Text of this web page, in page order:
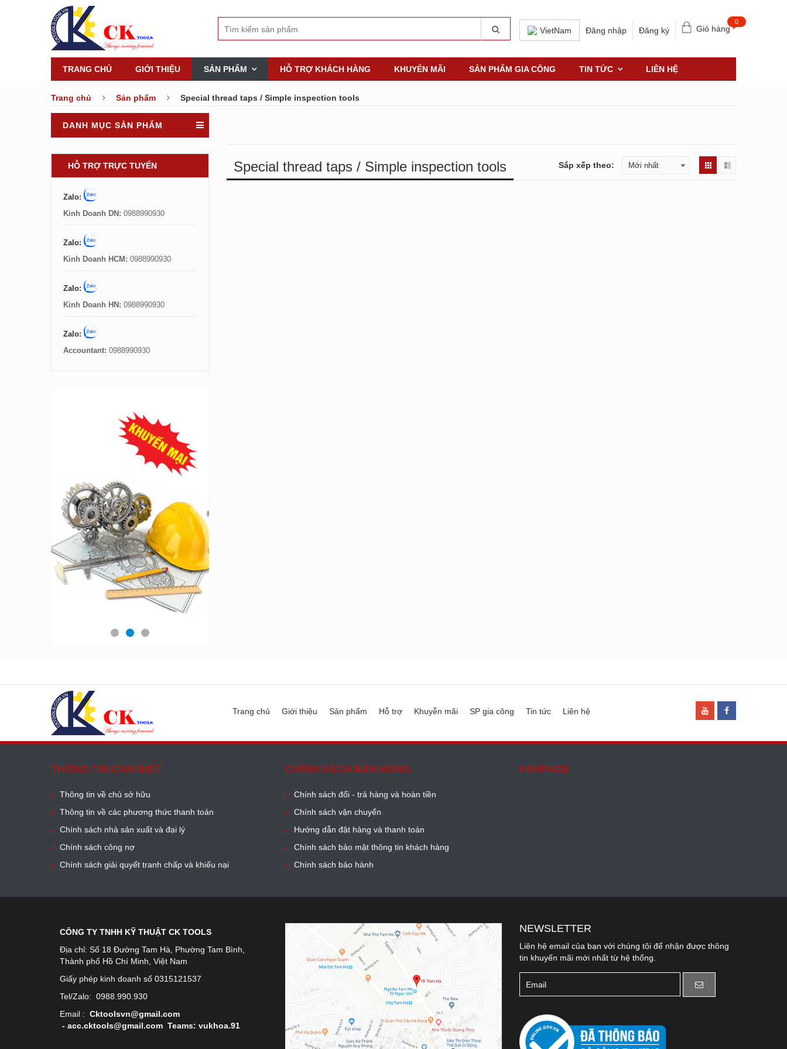
VietNam Đăng nhập Đăng ký Giỏ hàng
0
TRANG CHỦ GIỚI THIỆU SẢN PHẨM HỖ TRỢ KHÁCH HÀNG KHUYẾN MÃI SẢN PHẨM GIA CÔNG TIN TỨC LIÊN HỆ
DANH MỤC SẢN PHẨM
Trang chủ Sản phẩm Special thread taps / Simple inspection tools
HỖ TRỢ TRỰC TUYẾN
Zalo:
Kinh Doanh DN: 0988990930
Zalo:
Kinh Doanh HCM: 0988990930
Zalo:
Kinh Doanh HN: 0988990930
Zalo:
Accountant: 0988990930
Special thread taps / Simple inspection tools Sắp xếp theo:
Trang chủ Giới thiệu Sản phẩm Hỗ trợ Khuyễn mãi SP gia công Tin tức Liên hệ
THÔNG TIN CẦN BIẾT
Thông tin về chủ sở hữu
Thông tin về các phương thức thanh toán
Chính sách nhà sản xuất và đại lý
Chính sách công nợ
Chính sách giải quyết tranh chấp và khiếu nại
CHÍNH SÁCH BÁN HÀNG
Chính sách đổi - trả hàng và hoàn tiền
Chính sách vận chuyển
Hướng dẫn đặt hàng và thanh toán
Chính sách bảo mật thông tin khách hàng
Chính sách bảo hành
FANPAGE
CÔNG TY TNHH KỸ THUẬT CK TOOLS
Địa chỉ: Số 18 Đường Tam Hà, Phường Tam Bình,
Thành phố Hồ Chí Minh, Việt Nam
Giấy phép kinh doanh số 0315121537
Tel/Zalo: 0988.990.930
Email : Cktoolsvn@gmail.com
- acc.cktools@gmail.com Teams: vukhoa.91
NEWSLETTER
Liên hệ email của bạn với chúng tôi để nhận được thông
tin khuyến mãi mới nhất từ hệ thống.